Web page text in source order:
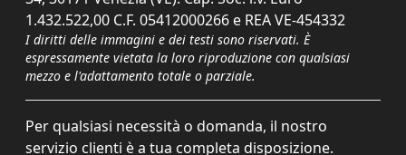
1.432.522,00 C.F. 05412000266 e REA VE-454332
I diritti delle immagini e dei testi sono riservati. È
espressamente vietata la loro riproduzione con qualsiasi
mezzo e l'adattamento totale o parziale.
Per qualsiasi necessità o domanda, il nostro
servizio clienti è a tua completa disposizione.